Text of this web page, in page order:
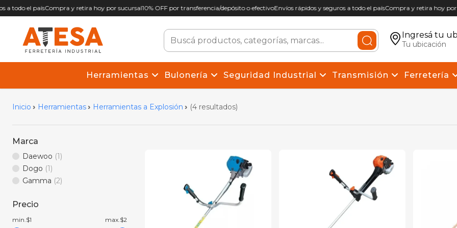
a todo el paísCompra y retira hoy por sucursal10% OFF por transferencia/depósito o efectivoEnvíos rápidos y seguros a todo el paísCompra y retira hoy por
Ingresá tu
Tu ubicación
Herramientas Bulonería Seguridad Industrial Transmisión Ferretería
Inicio Herramientas Herramientas a Explosión (4 resultados)
Marca
Daewoo (1)
Dogo (1)
Gamma (2)
Precio
min.$1 max.$2